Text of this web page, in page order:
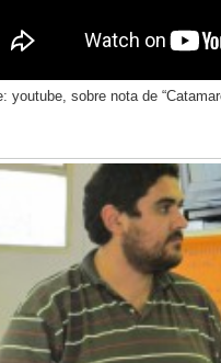
youtube, sobre nota de